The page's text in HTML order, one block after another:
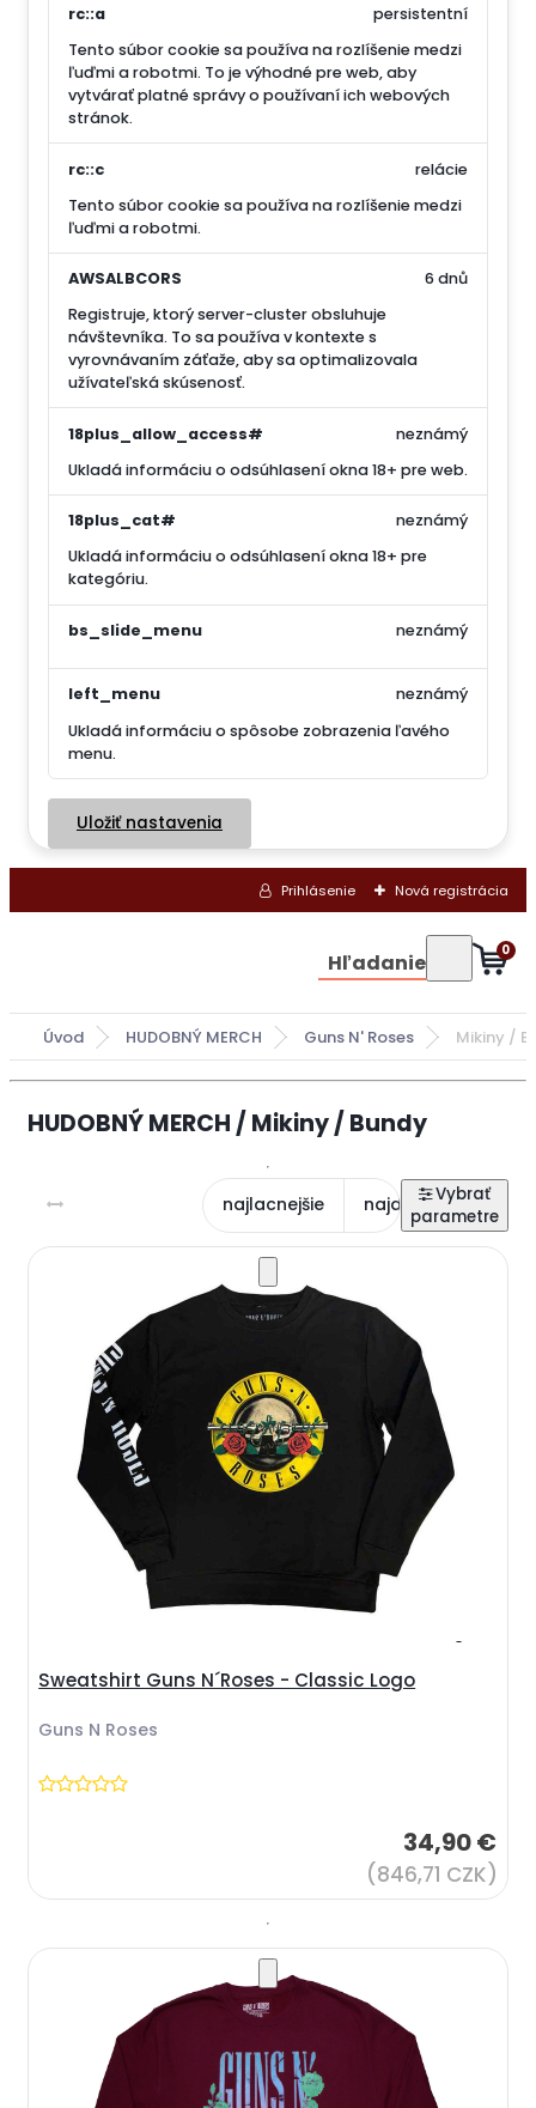
rc::a
Tento súbor cookie sa používa na rozlíšenie medzi
ľuďmi a robotmi. To je výhodné pre web, aby
vytvárať platné správy o používaní ich webových
stránok.
persistentní
rc::c
Tento súbor cookie sa používa na rozlíšenie medzi
ľuďmi a robotmi.
relácie
AWSALBCORS
Registruje, ktorý server-cluster obsluhuje
návštevníka. To sa používa v kontexte s
vyrovnávaním záťaže, aby sa optimalizovala
užívateľská skúsenosť.
6 dnů
18plus_allow_access#
Ukladá informáciu o odsúhlasení okna 18+ pre web.
neznámý
18plus_cat#
Ukladá informáciu o odsúhlasení okna 18+ pre
kategóriu.
neznámý
bs_slide_menu neznámý
left_menu
Ukladá informáciu o spôsobe zobrazenia ľavého
menu.
neznámý
Uložiť nastavenia
Prihlásenie Nová registrácia
Hľadanie 0
Úvod HUDOBNÝ MERCH Guns N' Roses Mikiny /
HUDOBNÝ MERCH / Mikiny / Bundy
najlacnejšie najdrahšie
Sweatshirt Guns N´Roses - Classic Logo
Guns N Roses
34,90 €
(846,71 CZK)